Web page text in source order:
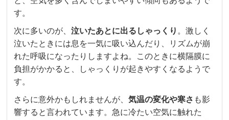
す。
次に多いのが、泣いたあとに出るしゃっくり 。激しく
泣いたときには息を一気に吸い込んだり、リズムが崩
れた呼吸になったりしますよね。このときに横隔膜に
負担がかかると、しゃっくりが起きやすくなるようで
す。
さらに意外かもしれませんが、気温の変化や寒さ も影
響すると言われています。急に冷たい空気に触れた